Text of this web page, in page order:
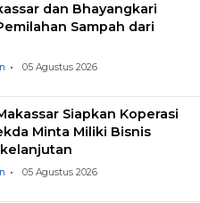
dan Bhayangkari
Sampah dari
05 Agustus 2026
Siapkan Koperasi
Minta Miliki Bisnis
05 Agustus 2026